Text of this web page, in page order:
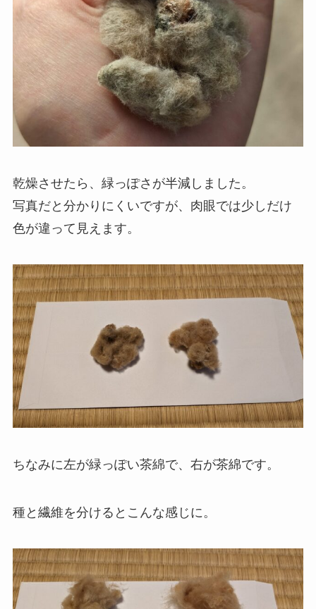
乾燥させたら、緑っぽさが半減しました。
写真だと分かりにくいですが、肉眼では少しだけ
色が違って見えます。
ちなみに左が緑っぽい茶綿で、右が茶綿です。
種と繊維を分けるとこんな感じに。